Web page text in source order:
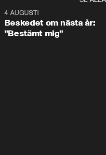
4 AUGUSTI
Beskedet om nästa år:
”Bestämt mig”